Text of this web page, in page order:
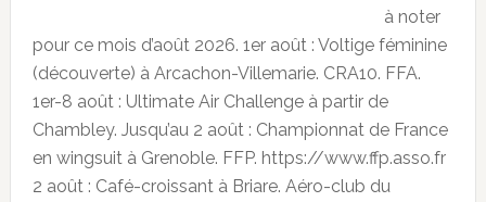
à noter
pour ce mois d’août 2026. 1er août : Voltige féminine
(découverte) à Arcachon-Villemarie. CRA10. FFA.
1er-8 août : Ultimate Air Challenge à partir de
Chambley. Jusqu’au 2 août : Championnat de France
en wingsuit à Grenoble. FFP. https://www.ffp.asso.fr
2 août : Café-croissant à Briare. Aéro-club du